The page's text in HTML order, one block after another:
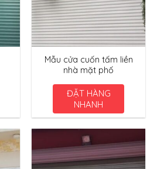
Mẫu cửa cuốn tấm liền
nhà mặt phố
ĐẶT HÀNG
NHANH